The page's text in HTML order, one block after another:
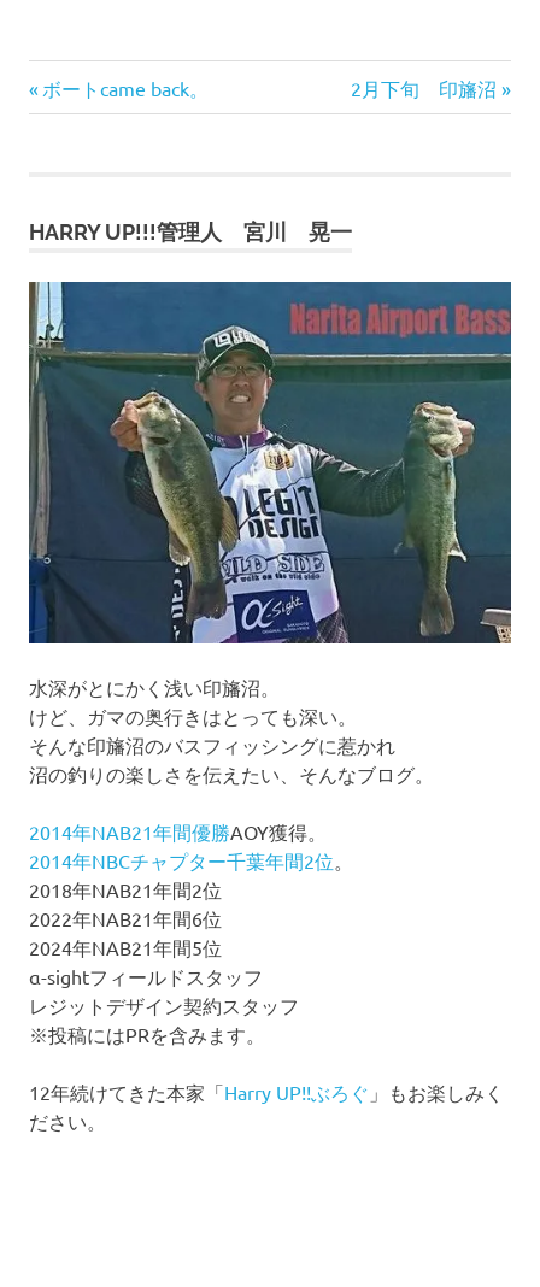
投
ビ
ゲ
ー
シ
ョ
ン
前
の
ボートcame back。
次
の
2月下旬 印旛沼
HARRY UP!!!管理人 宮川 晃一
水深がとにかく浅い印旛沼。
けど、ガマの奥行きはとっても深い。
そんな印旛沼のバスフィッシングに惹かれ
沼の釣りの楽しさを伝えたい、そんなブログ。
2014年NAB21年間優勝AOY獲得。
2014年NBCチャプター千葉年間2位。
2018年NAB21年間2位
2022年NAB21年間6位
2024年NAB21年間5位
α-sightフィールドスタッフ
レジットデザイン契約スタッフ
※投稿にはPRを含みます。
12年続けてきた本家「Harry UP!!ぶろぐ 」もお楽しみく
ださい。